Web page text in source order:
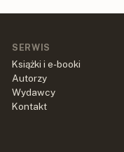
SERWIS
Książki i e-booki
Autorzy
Wydawcy
Kontakt